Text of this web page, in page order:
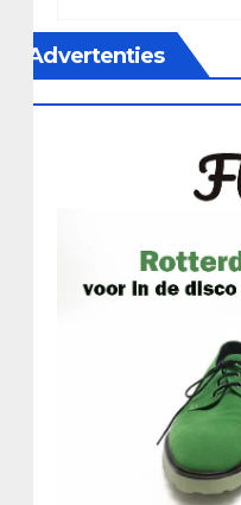
Advertenties